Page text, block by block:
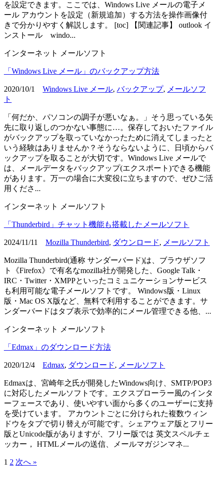
を設定できます。ここでは、Windows Live メールの電子メ
ール アカウントを設定（新規追加）する方法を操作画像付
きで分かりやすく解説します。 [toc] 【関連記事】 outlook イ
ンストール windo...
インターネット メールソフト
「Windows Live メール」のバックアップ方法
2020/10/1 Windows Live メール, バックアップ, メールソフ
ト
「何だか、パソコンの調子が悪いなぁ。」そう思っている矢
先に取り返しのつかない事態に…。保存しておいたファイル
がバックアップを取っていなかったために消えてしまったと
いう経験はありませんか？そうならないように、日頃からバ
ックアップを取ることが大切です。Windows Live メールで
は、メールデータをバックアップ(エクスポート)できる機能
があります。万一の場合に大変役に立ちますので、ぜひご活
用くださ...
インターネット メールソフト
「Thunderbird」チャット機能も搭載したメールソフト
2024/11/11 Mozilla Thunderbird, ダウンロード, メールソフト
Mozilla Thunderbird(通称 サンダーバード)は、ブラウザソフ
ト《Firefox》で有名なmozilla社が開発した、Google Talk・
IRC・Twitter・XMPPといったコミュニケーションサービス
も利用可能な電子メールソフトです。 Windows版・Linux
版・Mac OS X版など、無料で利用することができます。サ
ンダーバードはタブ表示で効率的にメール管理できる他、...
インターネット メールソフト
「Edmax」のダウンロード方法
2020/12/4 Edmax, ダウンロード, メールソフト
Edmaxは、宮崎年之氏が開発したWindows向け、SMTP/POP3
に対応したメールソフトです。エクスプローラー風のインタ
ーフェースであり、使いやすい面から多くのユーザーに支持
を受けています。 アカウントごとに分けられた複数ウィン
ドウをタブで切り替えが可能です。シェアウェア版とフリー
版とUnicode版がありますが、フリー版では 英文スペルチェ
ッカー， HTMLメールの送信、メールマガジンマネ...
1 2 次へ »